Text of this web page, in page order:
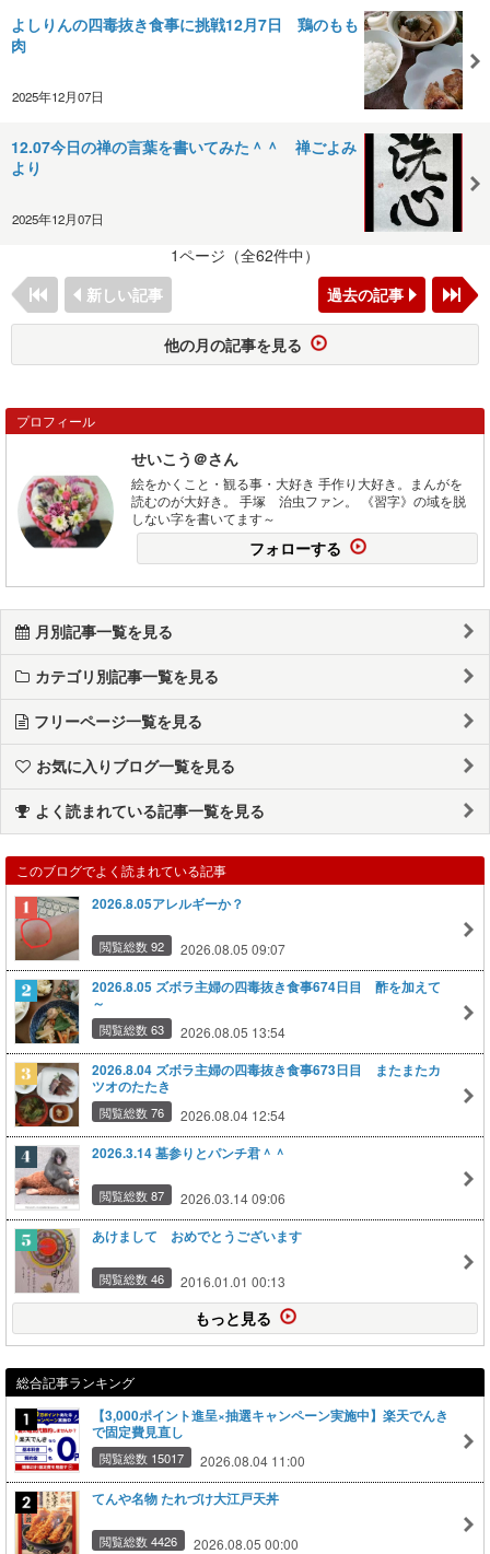
よしりんの四毒抜き食事に挑戦12月7日 鶏のもも
肉
2025年12月07日
12.07今日の禅の言葉を書いてみた＾＾ 禅ごよみ
より
2025年12月07日
1ページ（全62件中）
新しい記事
過去の記事
他の月の記事を見る
プロフィール
せいこう＠さん
絵をかくこと・観る事・大好き 手作り大好き。まんがを
読むのが大好き。 手塚 治虫ファン。 《習字》の域を脱
しない字を書いてます～
フォローする
月別記事一覧を見る
カテゴリ別記事一覧を見る
フリーページ一覧を見る
お気に入りブログ一覧を見る
よく読まれている記事一覧を見る
このブログでよく読まれている記事
2026.8.05アレルギーか？
閲覧総数 92 2026.08.05 09:07
2026.8.05 ズボラ主婦の四毒抜き食事674日目 酢を加えて
～
閲覧総数 63 2026.08.05 13:54
2026.8.04 ズボラ主婦の四毒抜き食事673日目 またまたカ
ツオのたたき
閲覧総数 76 2026.08.04 12:54
2026.3.14 墓参りとパンチ君＾＾
閲覧総数 87 2026.03.14 09:06
あけまして おめでとうございます
閲覧総数 46 2016.01.01 00:13
もっと見る
総合記事ランキング
【3,000ポイント進呈×抽選キャンペーン実施中】楽天でんき
で固定費見直し
閲覧総数 15017 2026.08.04 11:00
てんや名物 たれづけ大江戸天丼
閲覧総数 4426 2026.08.05 00:00